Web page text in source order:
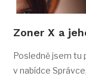
Zoner X a
Posledně jsem tu
v nabídce